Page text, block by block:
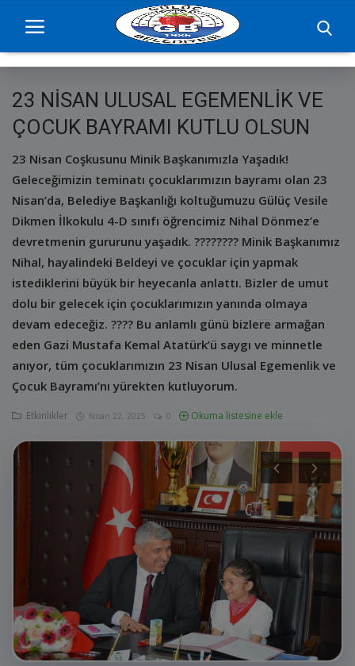
Başkan
Yönetim
Hizmetler
Duyurular
Etkinlikler
E-Belediye
İletişim
Kayıt
23 NİSAN ULUSAL EGEMENLİK VE
ÇOCUK BAYRAMI KUTLU OLSUN
23 Nisan Coşkusunu Minik Başkanımızla Yaşadık!
Geleceğimizin teminatı çocuklarımızın bayramı olan 23
Nisan’da, Belediye Başkanlığı koltuğumuzu Gülüç Vesile
Dikmen İlkokulu 4-D sınıfı öğrencimiz Nihal Dönmez’e
devretmenin gururunu yaşadık. ???????? Minik Başkanımız
Nihal, hayalindeki Beldeyi ve çocuklar için yapmak
istediklerini büyük bir heyecanla anlattı. Bizler de umut
dolu bir gelecek için çocuklarımızın yanında olmaya
devam edeceğiz. ???? Bu anlamlı günü bizlere armağan
eden Gazi Mustafa Kemal Atatürk’ü saygı ve minnetle
anıyor, tüm çocuklarımızın 23 Nisan Ulusal Egemenlik ve
Çocuk Bayramı’nı yürekten kutluyorum.
Etkinlikler Nisan 22, 2025 0 Okuma listesine ekle